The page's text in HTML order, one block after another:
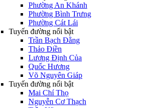
Phường An Khánh
Phường Bình Trưng
Phường Cát Lái
Tuyến đường nổi bật
Trần Bạch Đằng
Thảo Điền
Lương Định Của
Quốc Hương
Võ Nguyên Giáp
Tuyến đường nổi bật
Mai Chí Thọ
Nguyễn Cơ Thạch